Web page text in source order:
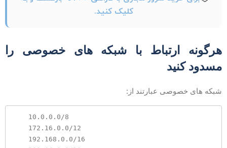
کلیک کنید.
ارتباط با شبکه های خصوصی را
کنید
های خصوصی عبارتند از:
    10.0.0.0/8
    172.16.0.0/12
    192.168.0.0/16